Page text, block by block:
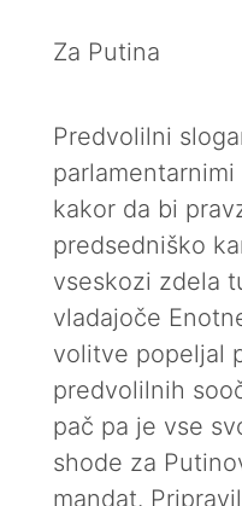
Za Putina
Predvolilni
kakor da bi
predsedniško
vseskozi zdela
vladajoče
volitve popeljal
predvolilnih
pač pa je vse
shode za
mandat.